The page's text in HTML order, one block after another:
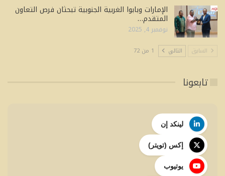
الإمارات وبابوا الغربية الجنوبية تبحثان فرص التعاون
المتقدم…
نوفمبر 4, 2025
السابق التالي 1 من 72
تابعونا
لينكد إن
إكس (تويتر)
يوتيوب